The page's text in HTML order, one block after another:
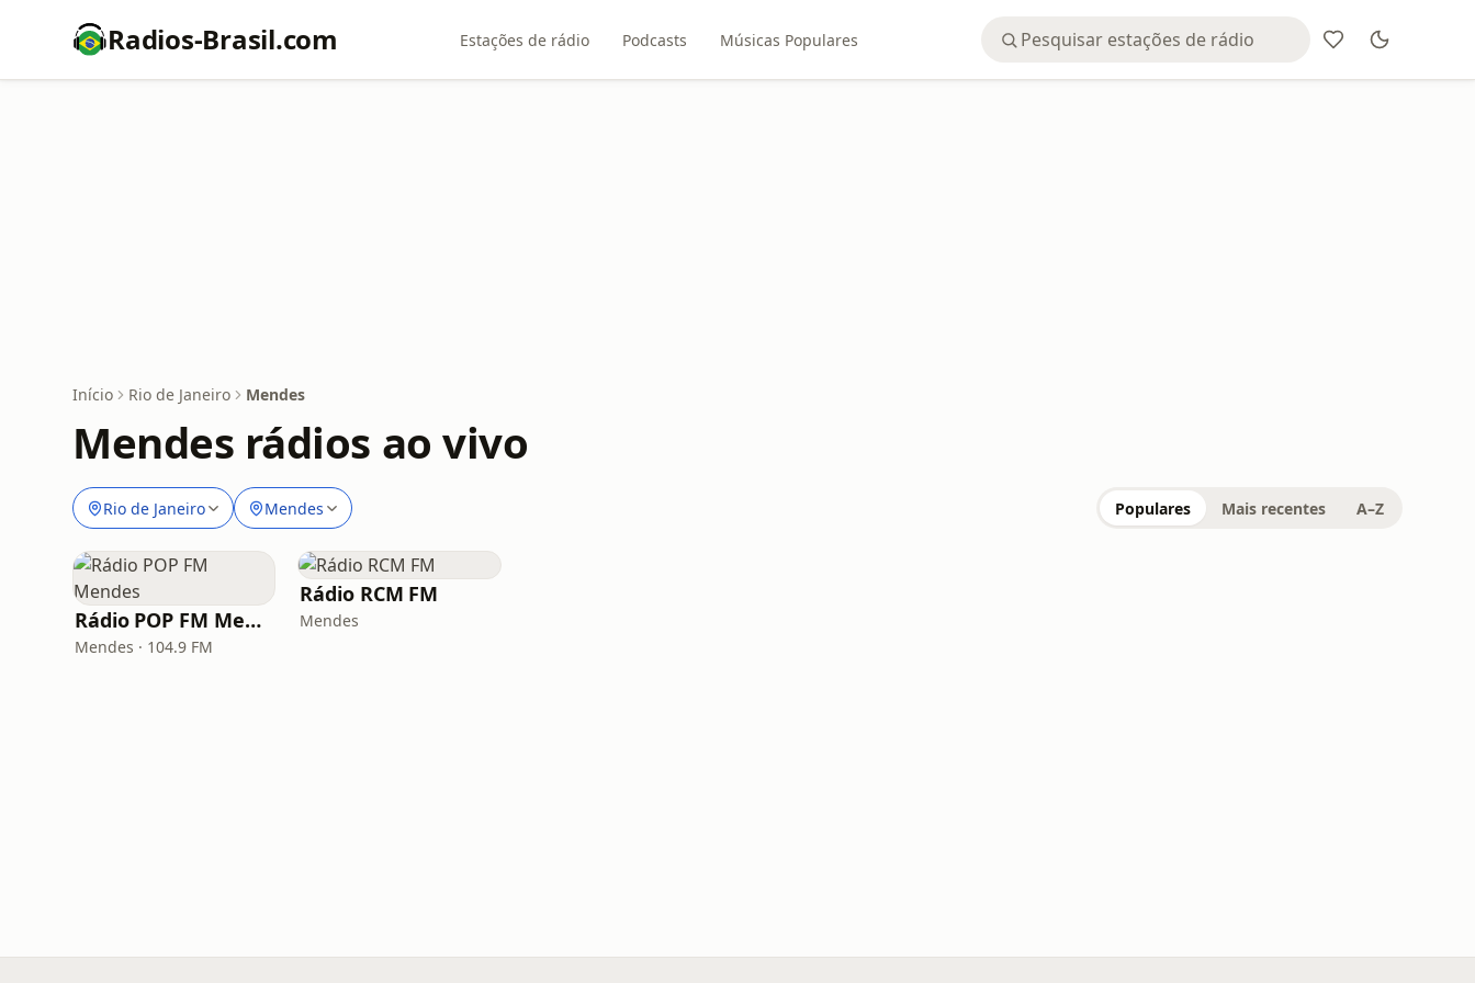
Radios-Brasil.com Estações de rádio Podcasts Músicas Populares
Início Rio de Janeiro Mendes
Mendes rádios ao vivo
Rio de Janeiro Mendes Populares Mais recentes A–Z
Rádio POP FM Mendes
Mendes · 104.9 FM
Rádio RCM FM
Mendes